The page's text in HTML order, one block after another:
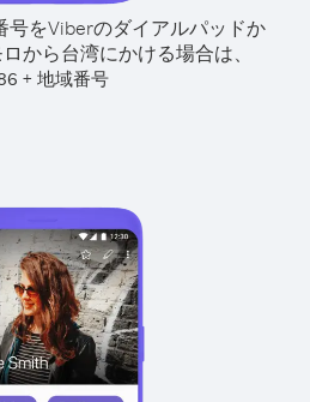
号をViberのダイアルパッドか
から台湾にかける場合は、
+ 地域番号